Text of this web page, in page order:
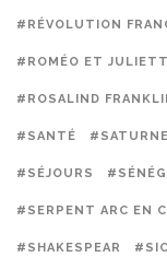
#RÉVOLUTION
#ROMÉO ET
#ROSALIND
#SANTÉ #SATURNE
#SÉJOURS
#SERPENT ARC EN
#SHAKESPEAR